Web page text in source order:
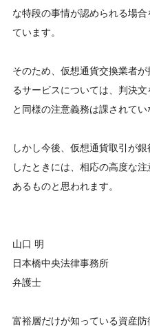
な特段の事情が認められる場
ています。
そのため、仮想通貨交換業者
るサービスについては、判決
と同様の注意義務は課されてい
しかし今後、仮想通貨取引が
したときには、相応の高度な
あるものと思われます。
山口 明
日本橋中央法律事務所
弁護士
富裕層だけが知っている資産防